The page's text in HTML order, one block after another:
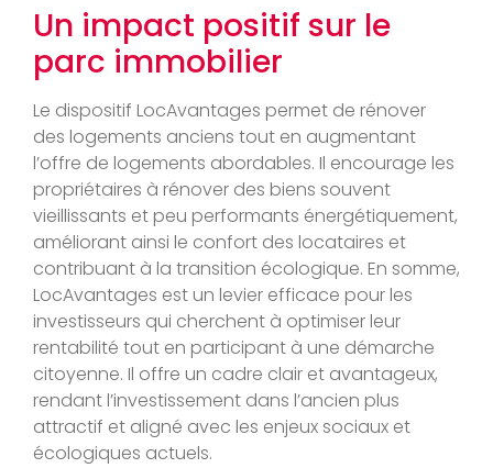
Un impact positif sur le
parc immobilier
Le dispositif LocAvantages permet de rénover
des logements anciens tout en augmentant
l’offre de logements abordables. Il encourage les
propriétaires à rénover des biens souvent
vieillissants et peu performants énergétiquement,
améliorant ainsi le confort des locataires et
contribuant à la transition écologique. En somme,
LocAvantages est un levier efficace pour les
investisseurs qui cherchent à optimiser leur
rentabilité tout en participant à une démarche
citoyenne. Il offre un cadre clair et avantageux,
rendant l’investissement dans l’ancien plus
attractif et aligné avec les enjeux sociaux et
écologiques actuels.